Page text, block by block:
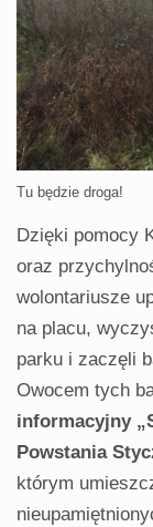
Tu będzie droga!
Dzięki pomocy
oraz
wolontariusze
na placu,
parku i zaczęli
Owocem tych
informacyjny
Powstania
którym